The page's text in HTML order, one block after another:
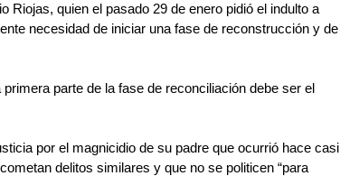
Riojas, quien el pasado 29 de enero pidió el indulto a
necesidad de iniciar una fase de reconstrucción y de
parte de la fase de reconciliación debe ser el
por el magnicidio de su padre que ocurrió hace casi
delitos similares y que no se politicen “para